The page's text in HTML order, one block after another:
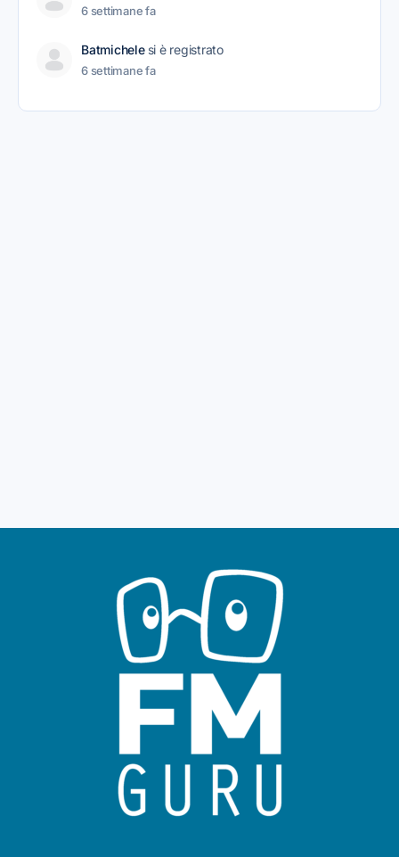
6 settimane fa
Batmichele si è registrato
6 settimane fa